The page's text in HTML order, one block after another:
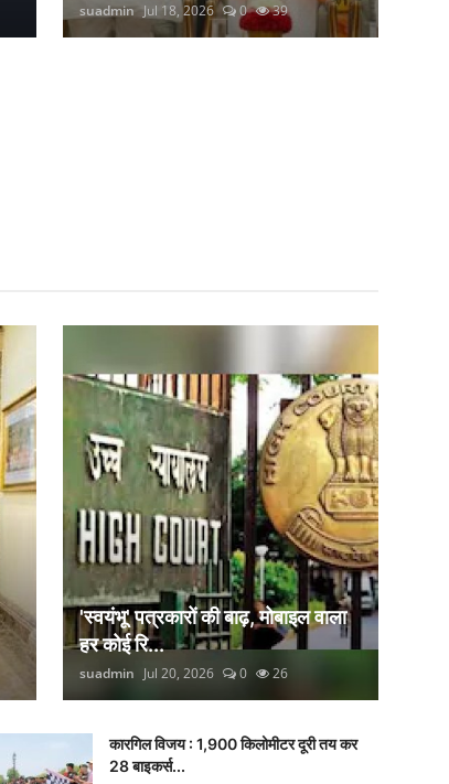
suadmin Jul 18, 2026 0 39
'स्वयंभू' पत्रकारों की बाढ़, मोबाइल वाला
हर कोई रि...
suadmin Jul 20, 2026 0 26
कारगिल विजय : 1,900 किलोमीटर दूरी तय कर
28 बाइकर्स...